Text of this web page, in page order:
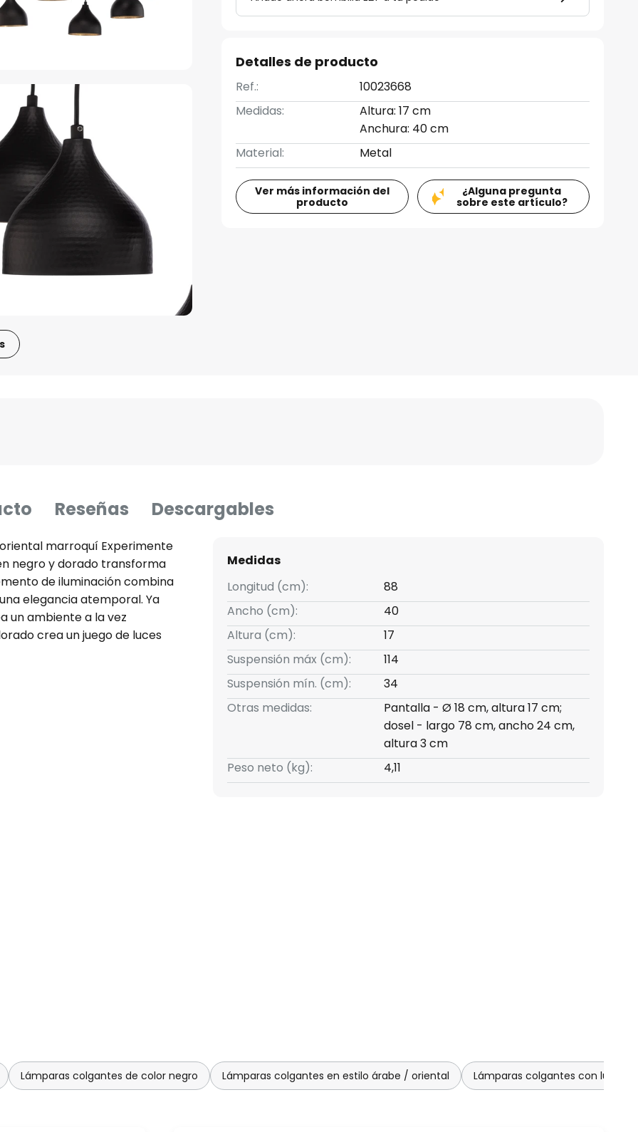
Detalles de producto
Ref.:
10023668
Medidas:
Altura: 17 cm
Anchura: 40 cm
Material:
Metal
Ver más información del
producto
¿Alguna pregunta
sobre este artículo?
Reseñas Descargables
marroquí Experimente
negro y dorado transforma
de iluminación combina
elegancia atemporal. Ya
un ambiente a la vez
crea un juego de luces
la productividad. Aunque
Con la lámpara
y un ambiente
Medidas
Longitud (cm):
88
Ancho (cm):
40
Altura (cm):
17
Suspensión máx (cm):
114
Suspensión mín. (cm):
34
Otras medidas:
Pantalla - Ø 18 cm, altura 17 cm;
dosel - largo 78 cm, ancho 24 cm,
altura 3 cm
Peso neto (kg):
4,11
Lámparas colgantes de color negro Lámparas colgantes en estilo árabe / oriental Lámparas colgantes con luz